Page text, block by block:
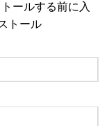
ールする前に入
トール